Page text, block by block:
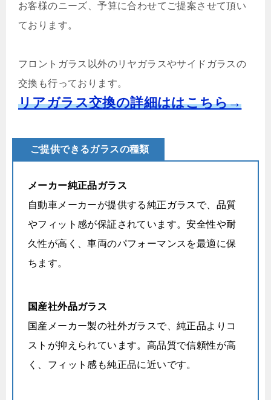
お客様のニーズ、予算に合わせてご提案させて頂い
ております。
フロントガラス以外のリヤガラスやサイドガラスの
交換も行っております。
リアガラス交換の詳細ははこちら→
ご提供できるガラスの種類
メーカー純正品ガラス
自動車メーカーが提供する純正ガラスで、品質
やフィット感が保証されています。安全性や耐
久性が高く、車両のパフォーマンスを最適に保
ちます。
国産社外品ガラス
国産メーカー製の社外ガラスで、純正品よりコ
ストが抑えられています。高品質で信頼性が高
く、フィット感も純正品に近いです。